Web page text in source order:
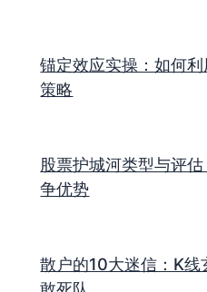
锚定效应实操：如何
策略
股票护城河类型与评
争优势
散户的10大迷信：K线